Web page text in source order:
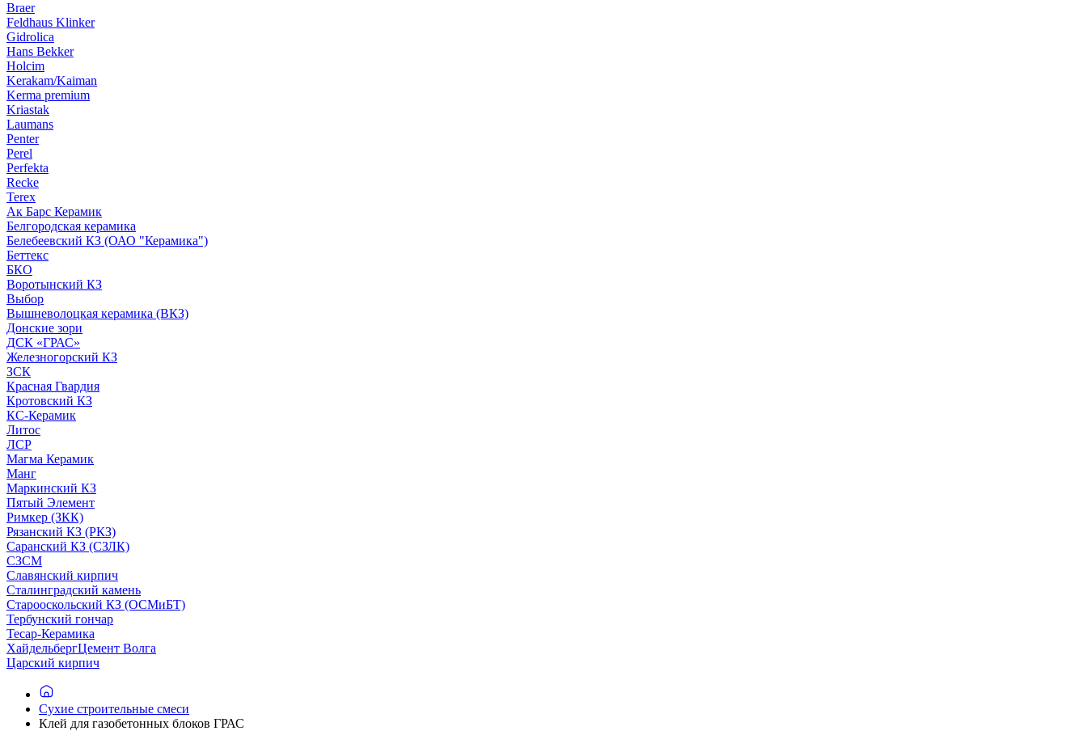
Braer
Feldhaus Klinker
Gidrolica
Hans Bekker
Holcim
Kerakam/Kaiman
Kerma premium
Kriastak
Laumans
Penter
Perel
Perfekta
Recke
Terex
Ак Барс Керамик
Белгородская керамика
Белебеевский КЗ (ОАО "Керамика")
Беттекс
БКО
Воротынский КЗ
Выбор
Вышневолоцкая керамика (ВКЗ)
Донские зори
ДСК «ГРАС»
Железногорский КЗ
ЗСК
Красная Гвардия
Кротовский КЗ
КС-Керамик
Литос
ЛСР
Магма Керамик
Манг
Маркинский КЗ
Пятый Элемент
Римкер (ЗКК)
Рязанский КЗ (РКЗ)
Саранский КЗ (СЗЛК)
СЗСМ
Славянский кирпич
Сталинградский камень
Старооскольский КЗ (ОСМиБТ)
Тербунский гончар
Тесар-Керамика
ХайдельбергЦемент Волга
Царский кирпич
Сухие строительные смеси
Клей для газобетонных блоков ГРАС